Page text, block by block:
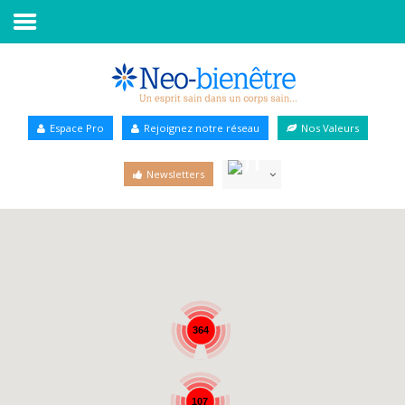
Annuaire Bien-être
Espace Pro Rejoignez notre réseau Nos Valeurs
Newsletters
364
107